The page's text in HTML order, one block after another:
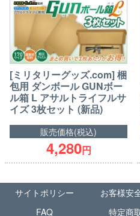
[ミリタリーグッズ.com] 梱
包用 ダンボール GUNボー
ル箱 L アサルトライフルサ
イズ 3枚セット (新品)
販売価格(税込)
4,280円
サイトポリシー お客様安
FAQ
特定商